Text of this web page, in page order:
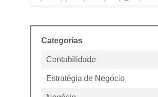
investidoresInvesting:A Beginners
básicos de in...
Categorias
Contabilidade
Estratégia de Negócio